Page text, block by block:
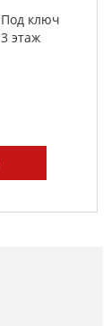
Под ключ
3 этаж